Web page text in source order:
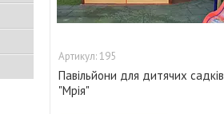
195
Павільйони для дитячих садків
"Мрія"